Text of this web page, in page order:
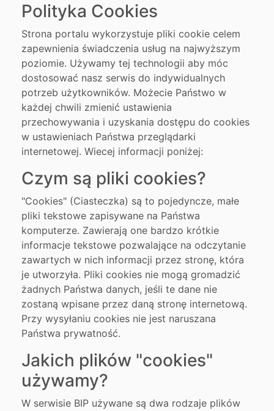
Polityka Cookies
Strona portalu wykorzystuje pliki cookie celem
zapewnienia świadczenia usług na najwyższym
poziomie. Używamy tej technologii aby móc
dostosować nasz serwis do indywidualnych
potrzeb użytkowników. Możecie Państwo w
każdej chwili zmienić ustawienia
przechowywania i uzyskania dostępu do cookies
w ustawieniach Państwa przeglądarki
internetowej. Wiecej informacji poniżej:
Czym są pliki cookies?
"Cookies" (Ciasteczka) są to pojedyncze, małe
pliki tekstowe zapisywane na Państwa
komputerze. Zawierają one bardzo krótkie
informacje tekstowe pozwalające na odczytanie
zawartych w nich informacji przez stronę, która
je utworzyła. Pliki cookies nie mogą gromadzić
żadnych Państwa danych, jeśli te dane nie
zostaną wpisane przez daną stronę internetową.
Przy wysyłaniu cookies nie jest naruszana
Państwa prywatność.
Jakich plików "cookies"
używamy?
W serwisie BIP używane są dwa rodzaje plików